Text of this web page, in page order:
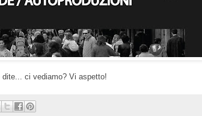
dite... ci vediamo? Vi aspetto!